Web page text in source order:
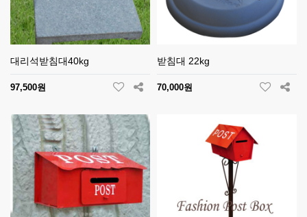
대리석받침대40kg
97,500원
받침대 22kg
70,000원